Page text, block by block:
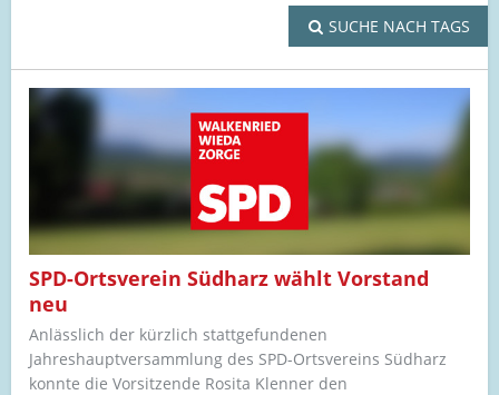
SUCHE NACH TAGS
SPD-Ortsverein Südharz wählt Vorstand
neu
Anlässlich der kürzlich stattgefundenen
Jahreshauptversammlung des SPD-Ortsvereins Südharz
konnte die Vorsitzende Rosita Klenner den